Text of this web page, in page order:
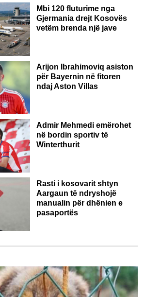
Mbi 120 fluturime nga
Gjermania drejt Kosovës
vetëm brenda një jave
Arijon Ibrahimoviq asiston
për Bayernin në fitoren
ndaj Aston Villas
Admir Mehmedi emërohet
në bordin sportiv të
Winterthurit
Rasti i kosovarit shtyn
Aargaun të ndryshojë
manualin për dhënien e
pasaportës